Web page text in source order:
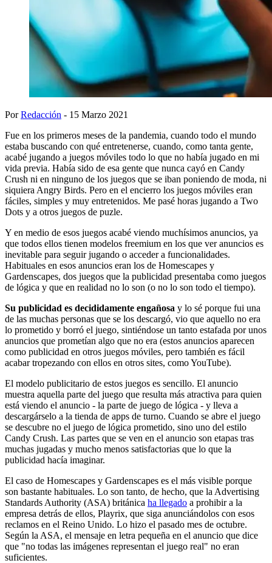
PorRedacción - 15 Marzo 2021
Fue en los primeros meses de la pandemia, cuando todo el mundo
estaba buscando con qué entretenerse, cuando, como tanta gente,
acabé jugando a juegos móviles todo lo que no había jugado en mi
vida previa. Había sido de esa gente que nunca cayó en Candy
Crush ni en ninguno de los juegos que se iban poniendo de moda, ni
siquiera Angry Birds. Pero en el encierro los juegos móviles eran
fáciles, simples y muy entretenidos. Me pasé horas jugando a Two
Dots y a otros juegos de puzle.
Y en medio de esos juegos acabé viendo muchísimos anuncios, ya
que todos ellos tienen modelos freemium en los que ver anuncios es
inevitable para seguir jugando o acceder a funcionalidades.
Habituales en esos anuncios eran los de Homescapes y
Gardenscapes, dos juegos que la publicidad presentaba como juegos
de lógica y que en realidad no lo son (o no lo son todo el tiempo).
Su publicidad es decididamente engañosa y lo sé porque fui una
de las muchas personas que se los descargó, vio que aquello no era
lo prometido y borró el juego, sintiéndose un tanto estafada por unos
anuncios que prometían algo que no era (estos anuncios aparecen
como publicidad en otros juegos móviles, pero también es fácil
acabar tropezando con ellos en otros sites, como YouTube).
El modelo publicitario de estos juegos es sencillo. El anuncio
muestra aquella parte del juego que resulta más atractiva para quien
está viendo el anuncio - la parte de juego de lógica - y lleva a
descargárselo a la tienda de apps de turno. Cuando se abre el juego
se descubre no el juego de lógica prometido, sino uno del estilo
Candy Crush. Las partes que se ven en el anuncio son etapas tras
muchas jugadas y mucho menos satisfactorias que lo que la
publicidad hacía imaginar.
El caso de Homescapes y Gardenscapes es el más visible porque
son bastante habituales. Lo son tanto, de hecho, que la Advertising
Standards Authority (ASA) británica ha llegado a prohibir a la
empresa detrás de ellos, Playrix, que siga anunciándolos con esos
reclamos en el Reino Unido. Lo hizo el pasado mes de octubre.
Según la ASA, el mensaje en letra pequeña en el anuncio que dice
que "no todas las imágenes representan el juego real" no eran
suficientes.